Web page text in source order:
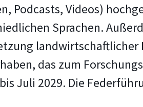
Podcasts, Videos)
Sprachen.
das zum
Juli 2029. Die